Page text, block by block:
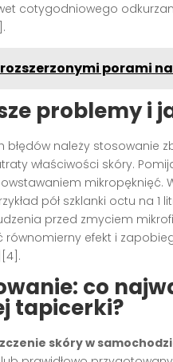
cotygodniowego
rozszerzonymi porami
problemy i
błędów należy stosowanie
właściwości skóry.
mikropęknięć.
pół szklanki octu na
przed zmyciem
równomierny efekt i
co
tapicerki?
skóry w